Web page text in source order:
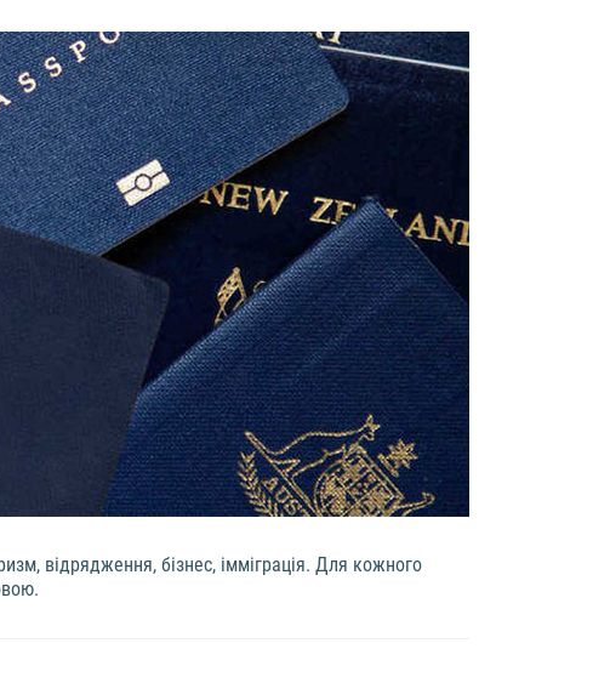
відрядження, бізнес, імміграція. Для кожного